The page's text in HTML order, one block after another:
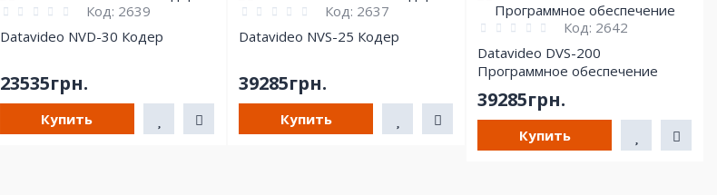
Код: 2639
Datavideo NVD-30 Кодер
23535грн.
Купить
Код: 2637
Datavideo NVS-25 Кодер
39285грн.
Купить
Код: 2642
Datavideo DVS-200
Программное обеспечение
39285грн.
Купить